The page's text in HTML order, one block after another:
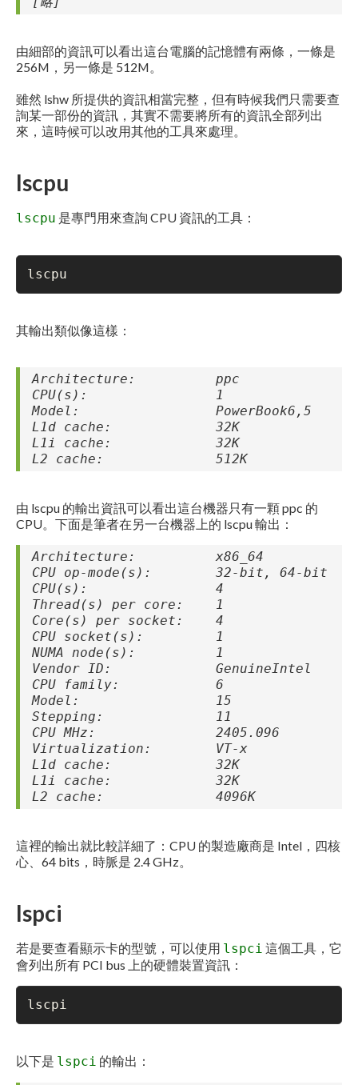
由細部的資訊可以看出這台電腦的記憶體有兩條，一條是
256M，另一條是 512M。
雖然 lshw 所提供的資訊相當完整，但有時候我們只需要查
詢某一部份的資訊，其實不需要將所有的資訊全部列出
來，這時候可以改用其他的工具來處理。
lscpu
lscpu 是專門用來查詢 CPU 資訊的工具：
lscpu
其輸出類似像這樣：
Architecture: ppc
CPU(s): 1
Model: PowerBook6,5
L1d cache: 32K
L1i cache: 32K
L2 cache: 512K
由 lscpu 的輸出資訊可以看出這台機器只有一顆 ppc 的
CPU。下面是筆者在另一台機器上的 lscpu 輸出：
Architecture: x86_64
CPU op-mode(s): 32-bit, 64-bit
CPU(s): 4
Thread(s) per core: 1
Core(s) per socket: 4
CPU socket(s): 1
NUMA node(s): 1
Vendor ID: GenuineIntel
CPU family: 6
Model: 15
Stepping: 11
CPU MHz: 2405.096
Virtualization: VT-x
L1d cache: 32K
L1i cache: 32K
L2 cache: 4096K
這裡的輸出就比較詳細了：CPU 的製造廠商是 Intel，四核
心、64 bits，時脈是 2.4 GHz。
lspci
若是要查看顯示卡的型號，可以使用 lspci 這個工具，它
會列出所有 PCI bus 上的硬體裝置資訊：
lscpi
以下是 lspci 的輸出：